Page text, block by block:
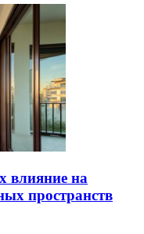
влияние на
пространств